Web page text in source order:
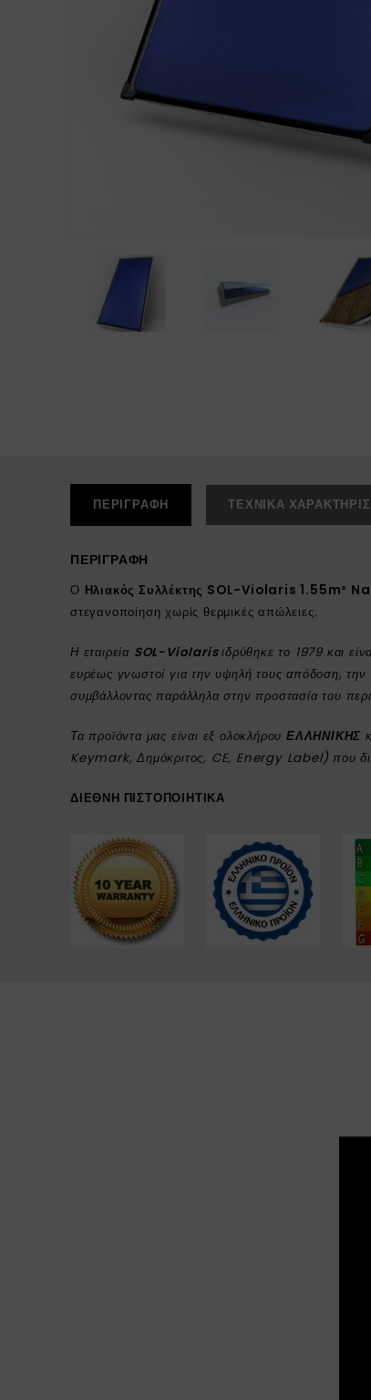
ΠΕΡΙΓΡΑΦΉ ΤΕΧΝΙΚΆ
ΠΕΡΙΓΡΑΦΉ
Ο Ηλιακός Συλλέκτης SOL-Violaris 1.55m²
στεγανοποίηση χωρίς θερμικές απώλειες.
Η εταιρεία SOL-Violaris ιδρύθηκε το 1979 και
ευρέως γνωστοί για την υψηλή τους απόδοση, την
συμβάλλοντας παράλληλα στην προστασία του
Τα προϊόντα μας είναι εξ ολοκλήρουΕΛΛΗΝΙΚΗΣ
Keymark, Δημόκριτος, CE, Energy Label) που
ΔΙΕΘΝΗ ΠΙΣΤΟΠΟΙΗΤΙΚΑ